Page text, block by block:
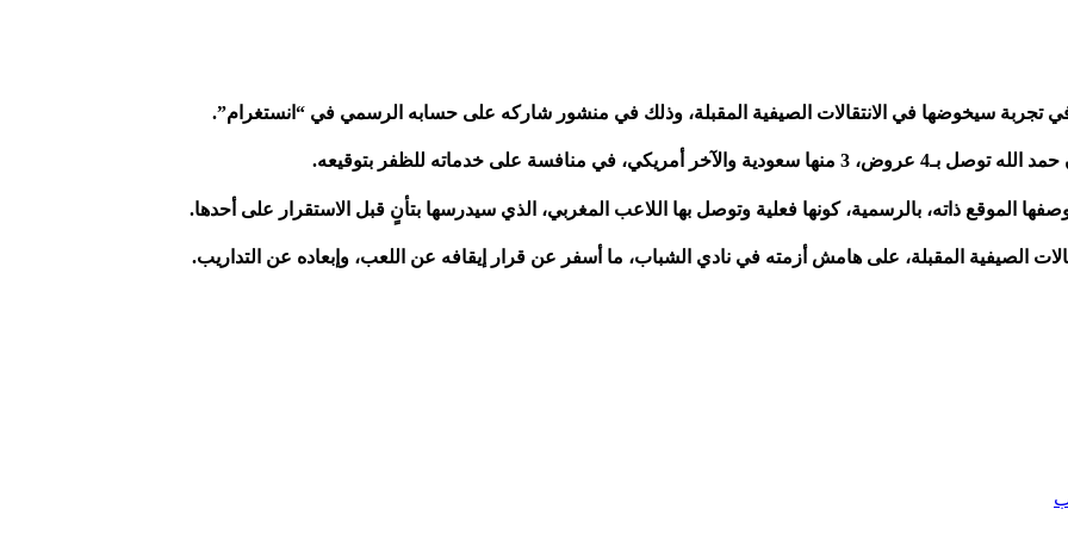
في تجربة سيخوضها في الانتقالات الصيفية المقبلة، وذلك في منشور شاركه على حسابه الرسمي في “انستغرام”.
في منافسة على خدماته للظفر بتوقيعه.
الموقع ذاته، بالرسمية، كونها فعلية وتوصل بها اللاعب المغربي، الذي سيدرسها بتأنٍ قبل الاستقرار على أحدها.
الصيفية المقبلة، على هامش أزمته في نادي الشباب، ما أسفر عن قرار إيقافه عن اللعب، وإبعاده عن التداريب.